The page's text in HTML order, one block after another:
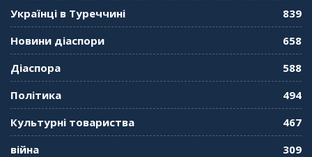
Українці в Туреччині
839
Новини діаспори
658
Діаспора
588
Політика
494
Культурні товариства
467
війна
309